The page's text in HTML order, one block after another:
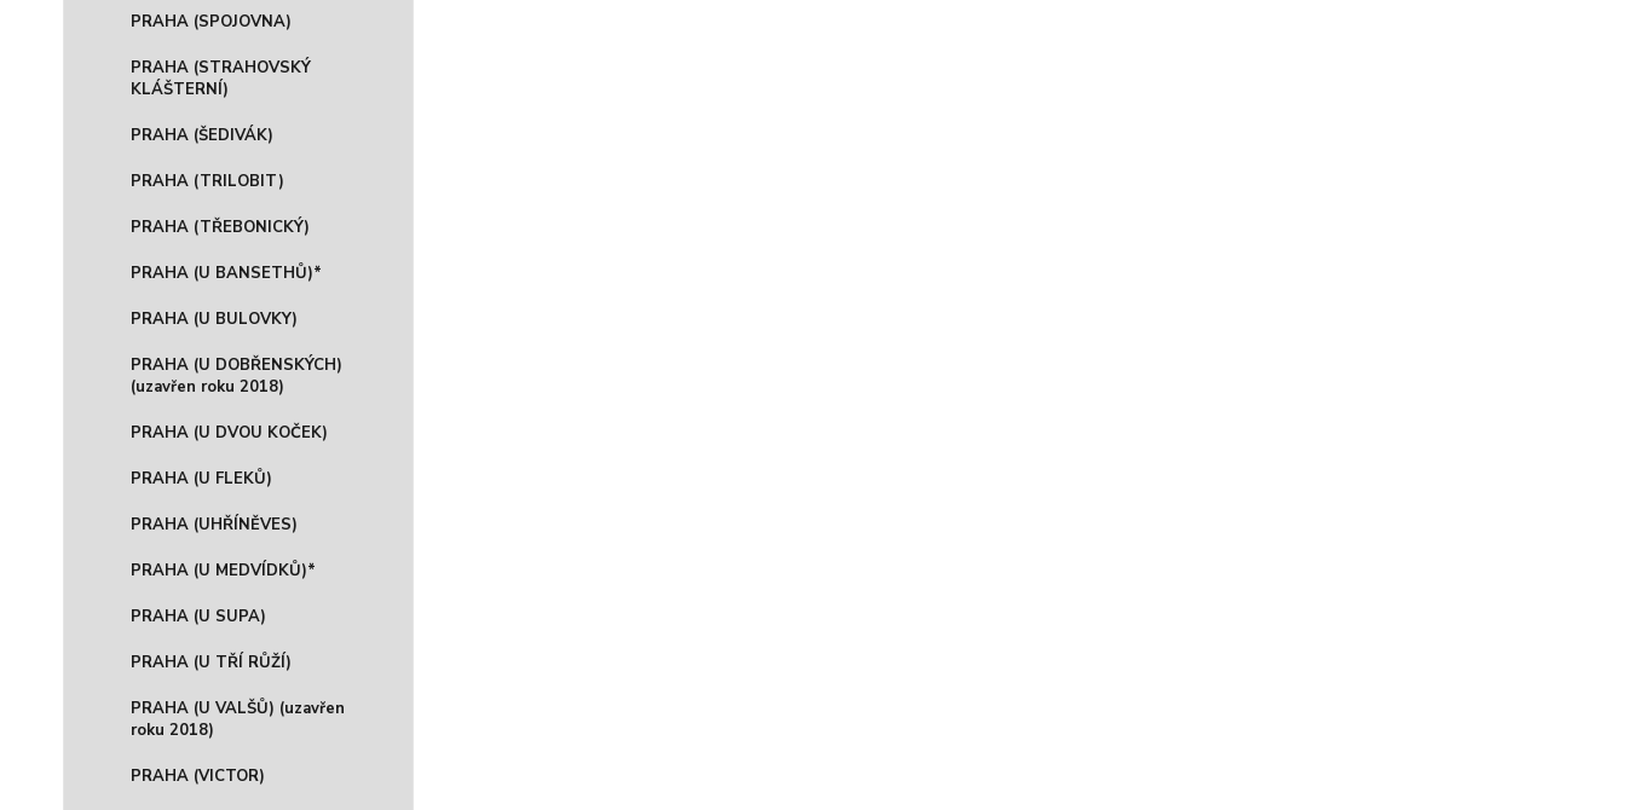
PRAHA (SPOJOVNA)
PRAHA (STRAHOVSKÝ
KLÁŠTERNÍ)
PRAHA (ŠEDIVÁK)
PRAHA (TRILOBIT)
PRAHA (TŘEBONICKÝ)
PRAHA (U BANSETHŮ)*
PRAHA (U BULOVKY)
PRAHA (U DOBŘENSKÝCH)
(uzavřen roku 2018)
PRAHA (U DVOU KOČEK)
PRAHA (U FLEKŮ)
PRAHA (UHŘÍNĚVES)
PRAHA (U MEDVÍDKŮ)*
PRAHA (U SUPA)
PRAHA (U TŘÍ RŮŽÍ)
PRAHA (U VALŠŮ) (uzavřen
roku 2018)
PRAHA (VICTOR)